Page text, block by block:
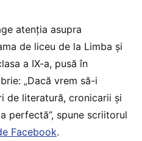
atenția asupra
de liceu de la Limba și
a IX-a, pusă în
„Dacă vrem să-i
de literatură, cronicarii și
perfectă”, spune scriitorul
Facebook.